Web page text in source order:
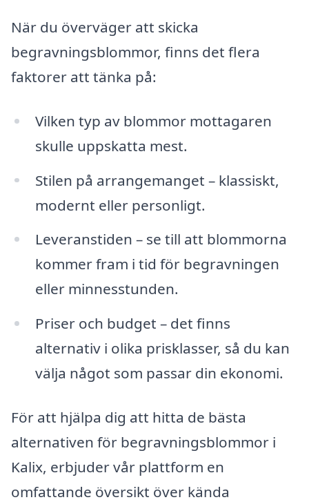
När du överväger att skicka
begravningsblommor, finns det flera
faktorer att tänka på:
Vilken typ av blommor mottagaren
skulle uppskatta mest.
Stilen på arrangemanget – klassiskt,
modernt eller personligt.
Leveranstiden – se till att blommorna
kommer fram i tid för begravningen
eller minnesstunden.
Priser och budget – det finns
alternativ i olika prisklasser, så du kan
välja något som passar din ekonomi.
För att hjälpa dig att hitta de bästa
alternativen för begravningsblommor i
Kalix, erbjuder vår plattform en
omfattande översikt över kända